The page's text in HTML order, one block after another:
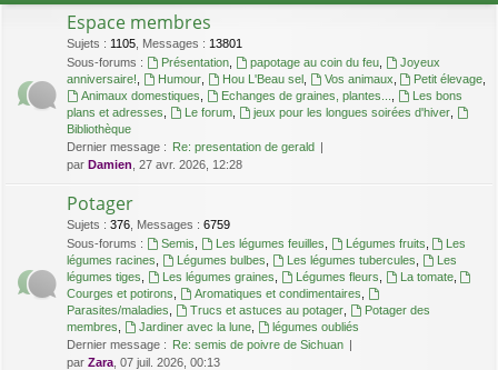
Espace membres
Sujets : 1105 Messages : 13801
Sous-forums :
Présentation, papotage au coin du feu,
Joyeux
anniversaire!
Humour, Hou L'Beau sel, Vos animaux Petit élevage
Animaux domestiques
Echanges de graines, plantes...
Les bons
plans et adresses
Le forum, jeux pour les longues soirées d'hiver,
Bibliothèque
Dernier message : Re: presentation de gerald
par Damien , 27 avr. 2026, 12:28
Potager
Sujets : 376 Messages : 6759
Sous-forums :
Semis Les légumes feuilles Légumes fruits
Les
légumes racines
Légumes bulbes Les légumes tubercules
Les
légumes tiges
Les légumes graines Légumes fleurs La tomate,
Courges et potirons
Aromatiques et condimentaires
Parasites/maladies
Trucs et astuces au potager,
Potager des
membres
Jardiner avec la lune,
légumes oubliés
Dernier message : Re: semis de poivre de Sichuan
par Zara , 07 juil. 2026, 00:13